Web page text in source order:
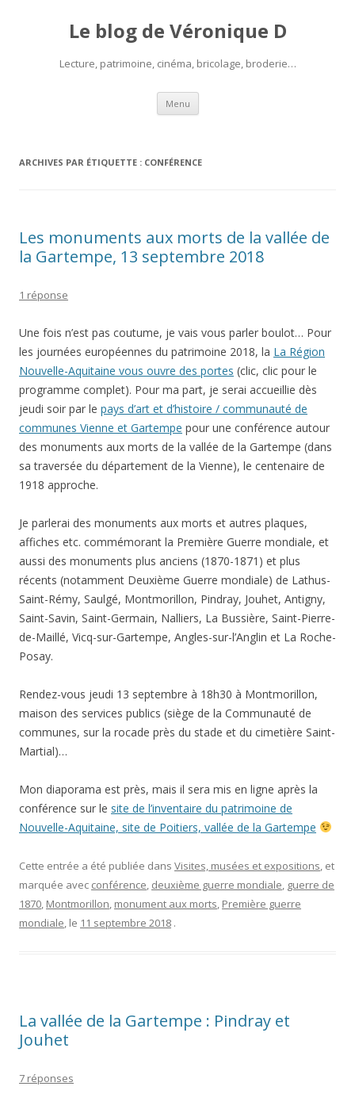
Le blog de Véronique D
Lecture, patrimoine, cinéma, bricolage, broderie…
Menu Aller
contenu
ARCHIVES PAR ÉTIQUETTE : CONFÉRENCE
Les monuments aux morts de la vallée de
la Gartempe, 13 septembre 2018
1 réponse
Une fois n’est pas coutume, je vais vous parler boulot… Pour
les journées européennes du patrimoine 2018, la La Région
Nouvelle-Aquitaine vous ouvre des portes (clic, clic pour le
programme complet). Pour ma part, je serai accueillie dès
jeudi soir par le pays d’art et d’histoire / communauté de
communes Vienne et Gartempe pour une conférence autour
des monuments aux morts de la vallée de la Gartempe (dans
sa traversée du département de la Vienne), le centenaire de
1918 approche.
Je parlerai des monuments aux morts et autres plaques,
affiches etc. commémorant la Première Guerre mondiale, et
aussi des monuments plus anciens (1870-1871) et plus
récents (notamment Deuxième Guerre mondiale) de Lathus-
Saint-Rémy, Saulgé, Montmorillon, Pindray, Jouhet, Antigny,
Saint-Savin, Saint-Germain, Nalliers, La Bussière, Saint-Pierre-
de-Maillé, Vicq-sur-Gartempe, Angles-sur-l’Anglin et La Roche-
Posay.
Rendez-vous jeudi 13 septembre à 18h30 à Montmorillon,
maison des services publics (siège de la Communauté de
communes, sur la rocade près du stade et du cimetière Saint-
Martial)…
Mon diaporama est près, mais il sera mis en ligne après la
conférence sur le site de l’inventaire du patrimoine de
Nouvelle-Aquitaine, site de Poitiers, vallée de la Gartempe
Cette entrée a été publiée dans Visites, musées et expositions, et
marquée avec conférence, deuxième guerre mondiale, guerre de
1870, Montmorillon, monument aux morts, Première guerre
mondiale, le 11 septembre 2018 .
La vallée de la Gartempe : Pindray et
Jouhet
7 réponses